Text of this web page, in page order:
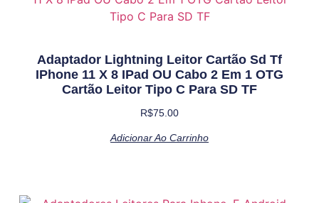
Adaptador Lightning Leitor Cartão Sd Tf
IPhone 11 X 8 IPad OU Cabo 2 Em 1 OTG
Cartão Leitor Tipo C Para SD TF
R$75.00
Adicionar Ao Carrinho